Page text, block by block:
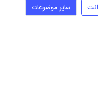
سایر موضوعات